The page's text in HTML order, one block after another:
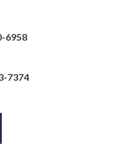
6958
7374